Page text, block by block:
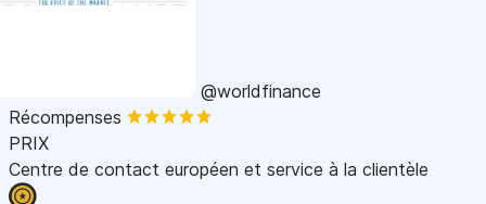
@worldfinance
Récompenses
PRIX
Centre de contact européen et service à la clientèle